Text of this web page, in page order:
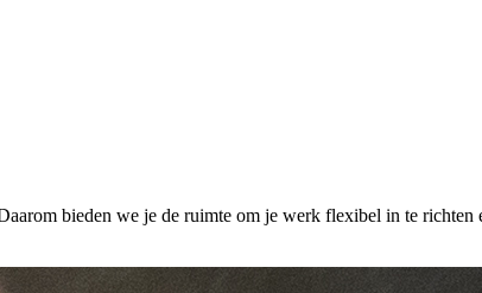
bieden we je de ruimte om je werk flexibel in te